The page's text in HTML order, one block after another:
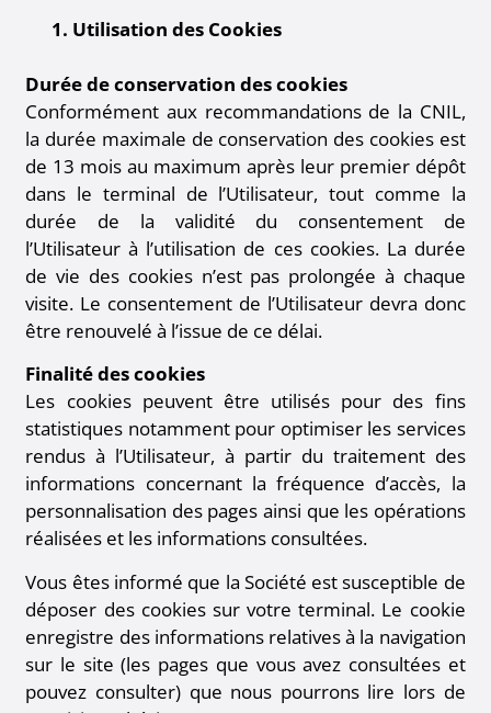
1. Utilisation des Cookies
Durée de conservation des cookies
Conformément aux recommandations de la CNIL,
la durée maximale de conservation des cookies est
de 13 mois au maximum après leur premier dépôt
dans le terminal de l’Utilisateur, tout comme la
durée de la validité du consentement de
l’Utilisateur à l’utilisation de ces cookies. La durée
de vie des cookies n’est pas prolongée à chaque
visite. Le consentement de l’Utilisateur devra donc
être renouvelé à l’issue de ce délai.
Finalité des cookies
Les cookies peuvent être utilisés pour des fins
statistiques notamment pour optimiser les services
rendus à l’Utilisateur, à partir du traitement des
informations concernant la fréquence d’accès, la
personnalisation des pages ainsi que les opérations
réalisées et les informations consultées.
Vous êtes informé que la Société est susceptible de
déposer des cookies sur votre terminal. Le cookie
enregistre des informations relatives à la navigation
sur le site (les pages que vous avez consultées et
pouvez consulter) que nous pourrons lire lors de